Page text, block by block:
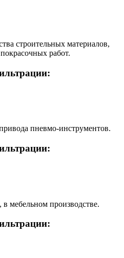
строительных материалов,
работ.
пневмо-инструментов.
в мебельном производстве.